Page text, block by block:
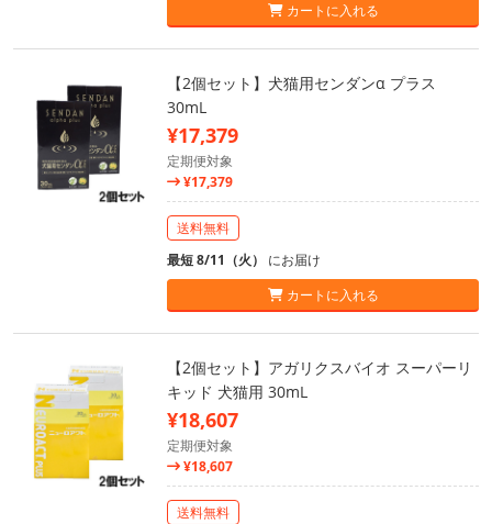
カートに入れる
【2個セット】犬猫用センダンα プラス
30mL
¥17,379
定期便対象
¥17,379
送料無料
最短 8/11（火） にお届け
カートに入れる
【2個セット】アガリクスバイオ スーパーリ
キッド 犬猫用 30mL
¥18,607
定期便対象
¥18,607
送料無料